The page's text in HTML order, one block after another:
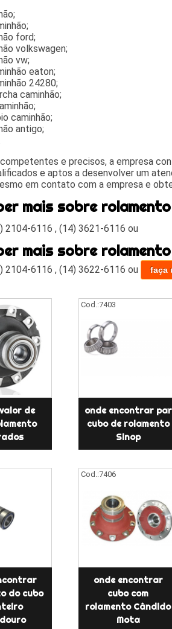
ford;
volkswagen;
vw;
eaton;
24280;
caminhão;
caminhão;
antigo;
e precisos, a empresa
e aptos a desenvolver um
em contato com a empresa e
mais sobre
2104-6116 , (14) 3621-6116 ou
mais sobre
2104-6116 , (14) 3622-6116 ou faça
de
Cod.:7403
onde encontrar par
cubo de rolamento
Sinop
do cubo
Cod.:7406
onde encontrar
cubo com
rolamento Cândido
Mota